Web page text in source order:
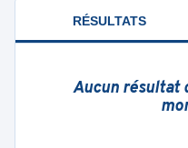
RÉSULTATS
Aucun résultat